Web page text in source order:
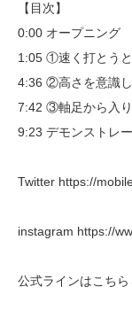
【目次】
0:00 オープニング
1:05 ①速く打とう
4:36 ②高さを意識
7:42 ③軸足から入
9:23 デモンストレ
Twitter https://
instagram https://
公式ラインはこち